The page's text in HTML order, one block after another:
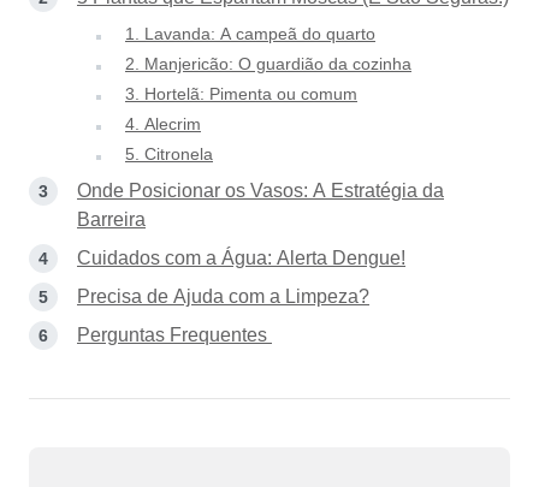
1. Lavanda: A campeã do quarto
2. Manjericão: O guardião da cozinha
3. Hortelã: Pimenta ou comum
4. Alecrim
5. Citronela
Onde Posicionar os Vasos: A Estratégia da
Barreira
Cuidados com a Água: Alerta Dengue!
Precisa de Ajuda com a Limpeza?
Perguntas Frequentes